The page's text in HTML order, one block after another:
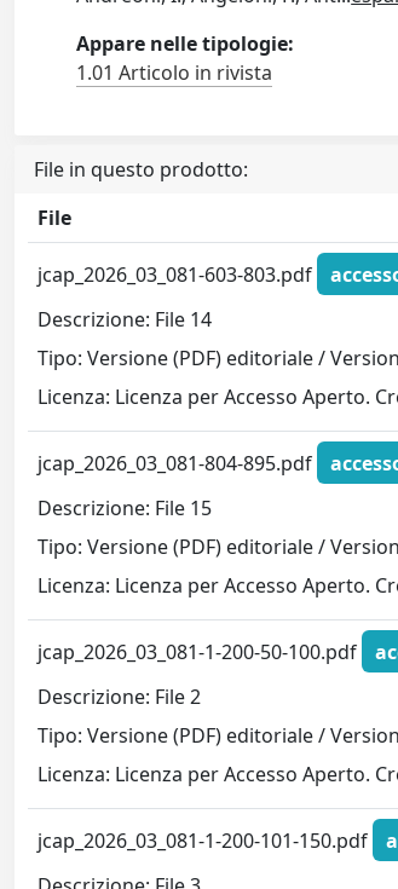
Appare nelle tipologie:
1.01 Articolo in rivista
File in questo prodotto:
File
jcap_2026_03_081-603-803.pdf
Descrizione: File 14
Tipo: Versione (PDF) editoriale /
Licenza: Licenza per Accesso Aperto.
jcap_2026_03_081-804-895.pdf
Descrizione: File 15
Tipo: Versione (PDF) editoriale /
Licenza: Licenza per Accesso Aperto.
jcap_2026_03_081-1-200-50-100.pdf
Descrizione: File 2
Tipo: Versione (PDF) editoriale /
Licenza: Licenza per Accesso Aperto.
jcap_2026_03_081-1-200-101-150.pdf